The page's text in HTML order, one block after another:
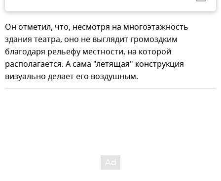
Он отметил, что, несмотря на многоэтажность
здания театра, оно не выглядит громоздким
благодаря рельефу местности, на которой
располагается. А сама "летящая" конструкция
визуально делает его воздушным.